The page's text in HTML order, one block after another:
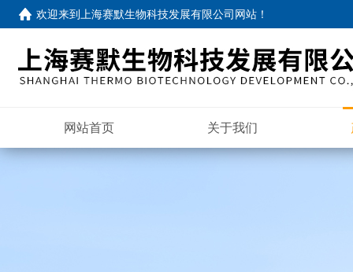
欢迎来到 上海赛默生物科技发展有限公司网站 ！
网站首页 关于我们